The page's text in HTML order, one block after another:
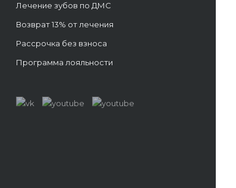
Лечение зубов по ДМС
Возврат 13% от лечения
Рассрочка без взноса
Программа лояльности